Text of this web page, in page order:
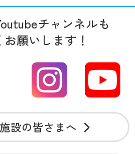
チャンネルも
願いします！
設の皆さまへ